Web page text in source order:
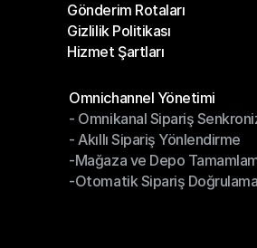
Yardım Merkezi
Gönderim Rotaları
Gönderim Rotaları
Gizlilik Politikası
Gizlilik Politikası
Hizmet Şartları
Omnichannel Yönetimi
Omnichannel Yönetimi
- Omnikanal Sipariş
- Omnikanal Sipariş
- Akıllı Sipariş Yönlendirme
- Akıllı Sipariş Yönlendirme
-Mağaza ve Depo
-Mağaza ve Depo
-Otomatik Sipariş